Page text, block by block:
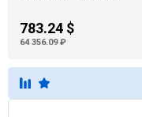
783.24 $
64 356.09 ₽